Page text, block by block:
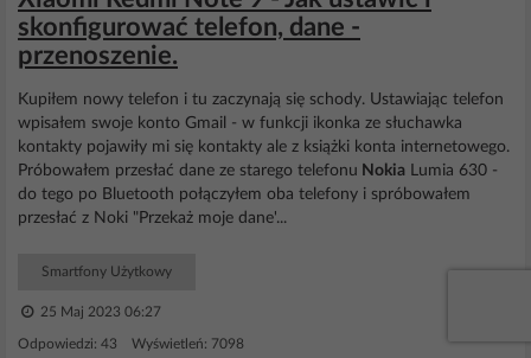
skonfigurować telefon, dane -
przenoszenie.
Kupiłem nowy telefon i tu zaczynają się schody. Ustawiając telefon
wpisałem swoje konto Gmail - w funkcji ikonka ze słuchawka
kontakty pojawiły mi się kontakty ale z książki konta internetowego.
Próbowałem przesłać dane ze starego telefonu Nokia Lumia 630 -
do tego po Bluetooth połączyłem oba telefony i spróbowałem
przesłać z Noki "Przekaż moje dane'...
Smartfony Użytkowy
25 Maj 2023 06:27
Odpowiedzi: 43 Wyświetleń: 7098